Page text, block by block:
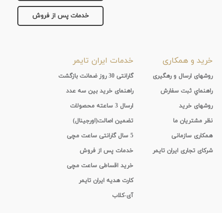
خدمات پس از فروش
خرید و همکاری
روشهای ارسال و رهگیری
راهنماي ثبت سفارش
روشهای خرید
نظر مشتریان ما
همکاری سازمانی
شرکای تجاری ایران تایمر
خدمات ایران تایمر
گارانتی 30 روز ضمانت بازگشت
راهنمای خرید بین سه عدد
ارسال 3 ساعته محصولات
تضمین اصالت(اورجینال)
5 سال گارانتی ساعت مچی
خدمات پس از فروش
خرید اقساطی ساعت مچی
کارت هدیه ایران تایمر
آی-کلاب